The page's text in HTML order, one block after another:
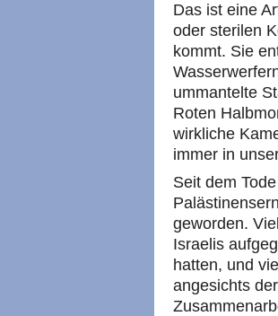
Das ist eine
oder sterilen
kommt. Sie
ummantelte
Roten
wirkliche
immer in
Seit dem
geworden.
Israelis
hatten, und
angesichts